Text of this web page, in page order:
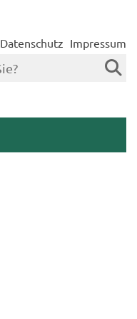
Datenschutz Impressum